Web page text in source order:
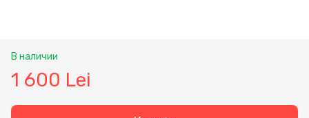
В наличии
1 600 Lei